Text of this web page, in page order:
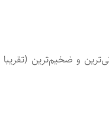
و ضخیم‌ترین (تقریبا